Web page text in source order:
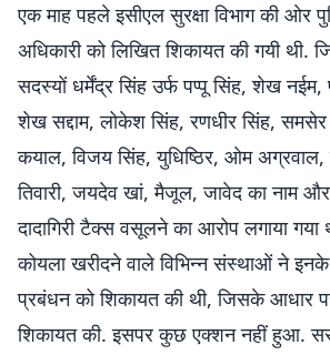
एक माह पहले इसीएल सुरक्षा विभाग की ओर
अधिकारी को लिखित शिकायत की गयी थी.
सदस्यों धर्मेंद्र सिंह उर्फ पप्पू सिंह, शेख
शेख सद्दाम, लोकेश सिंह, रणधीर सिंह, समसेर
कयाल, विजय सिंह, युधिष्ठिर, ओम अग्रवाल,
तिवारी, जयदेव खां, मैजूल, जावेद का नाम
दादागिरी टैक्स वसूलने का आरोप लगाया
कोयला खरीदने वाले विभिन्न संस्थाओं ने
प्रबंधन को शिकायत की थी, जिसके आधार
शिकायत की. इसपर कुछ एक्शन नहीं हुआ.